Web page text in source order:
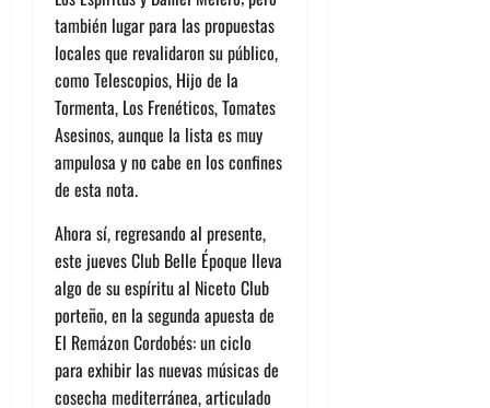
también lugar para las propuestas
locales que revalidaron su público,
como Telescopios, Hijo de la
Tormenta, Los Frenéticos,Tomates
Asesinos, aunque la lista es muy
ampulosa y no cabe en los confines
de esta nota.
Ahora sí, regresando al presente,
este jueves Club Belle Époque lleva
algo de su espíritu al Niceto Club
porteño, en la segunda apuesta de
El Remázon Cordobés: un ciclo
para exhibir las nuevas músicas de
cosecha mediterránea, articulado